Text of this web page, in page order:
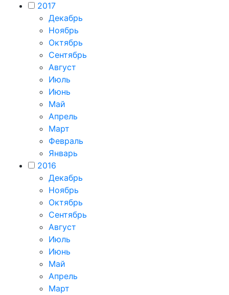
2017
Декабрь
Ноябрь
Октябрь
Сентябрь
Август
Июль
Июнь
Май
Апрель
Март
Февраль
Январь
2016
Декабрь
Ноябрь
Октябрь
Сентябрь
Август
Июль
Июнь
Май
Апрель
Март